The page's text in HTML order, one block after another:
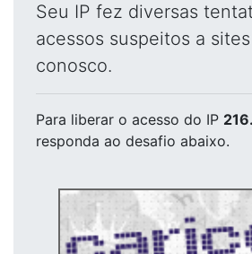
Seu IP fez diversas
acessos suspeitos a
conosco.
Para liberar o acesso do IP
responda ao desafio abaixo.